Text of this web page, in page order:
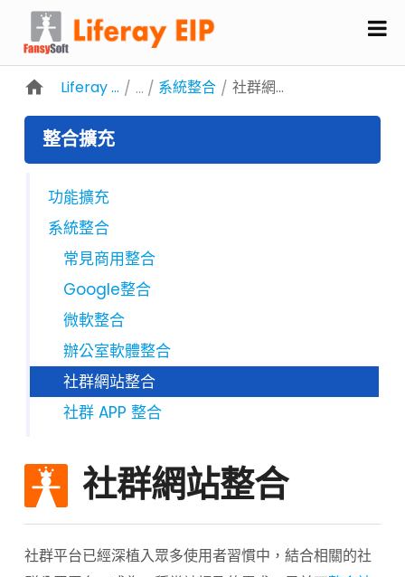
略過到內容
Liferay EIP 企業資訊入口 / 系統整合 / 社群網站整合
整合擴充
功能擴充
系統整合
常見商用整合
Google整合
微軟整合
辦公室軟體整合
社群網站整合
社群 APP 整合
社群網站整合
社群平台已經深植入眾多使用者習慣中，結合相關的社